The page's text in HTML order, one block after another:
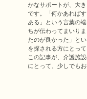
かなサポートが、大
です。「何かあれば
ある」という言葉の
ちが伝わってまいり
たのが良かった」と
を探される方にとっ
この記事が、介護施
にとって、少しでも